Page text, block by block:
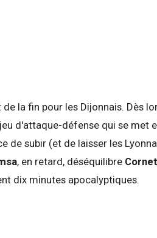
la fin pour les Dijonnais. Dès
d'attaque-défense qui se met
de subir (et de laisser les
, en retard, déséquilibre Cornet
dix minutes apocalyptiques.